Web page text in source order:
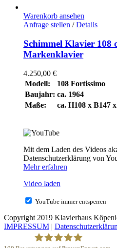
Warenkorb ansehen
Anfrage stellen / Details
Schimmel Klavier 108
Markenklavier
4.250,00 €
Modell:
108 Fortissimo
Baujahr: ca. 1964
Maße:
ca. H108 x B147
Mit dem Laden des Videos
Datenschutzerklärung von
Mehr erfahren
Video laden
YouTube immer entsperren
Copyright 2019 Klavierhaus
IMPRESSUM |